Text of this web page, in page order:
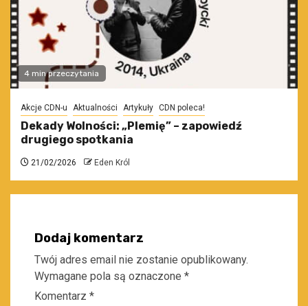
4 min przeczytania
Akcje CDN-u Aktualności Artykuły CDN poleca!
Dekady Wolności: „Plemię” – zapowiedź
drugiego spotkania
21/02/2026 Eden Król
Dodaj komentarz
Twój adres email nie zostanie opublikowany.
Wymagane pola są oznaczone *
Komentarz *